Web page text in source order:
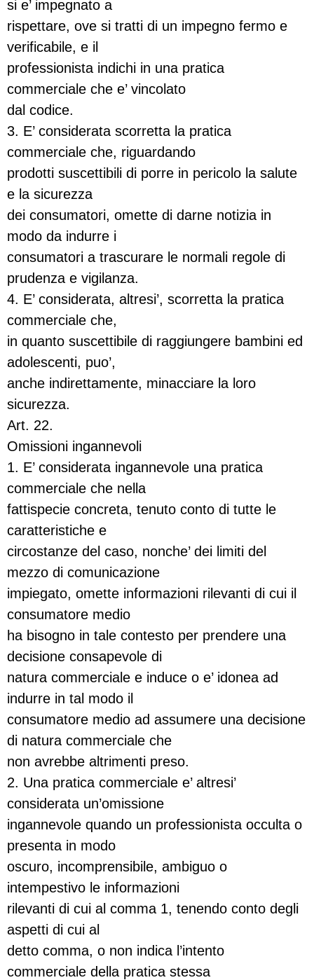
si e’ impegnato a
rispettare, ove si tratti di un impegno fermo e
verificabile, e il
professionista indichi in una pratica
commerciale che e’ vincolato
dal codice.
3. E’ considerata scorretta la pratica
commerciale che, riguardando
prodotti suscettibili di porre in pericolo la salute
e la sicurezza
dei consumatori, omette di darne notizia in
modo da indurre i
consumatori a trascurare le normali regole di
prudenza e vigilanza.
4. E’ considerata, altresi’, scorretta la pratica
commerciale che,
in quanto suscettibile di raggiungere bambini ed
adolescenti, puo’,
anche indirettamente, minacciare la loro
sicurezza.
Art. 22.
Omissioni ingannevoli
1. E’ considerata ingannevole una pratica
commerciale che nella
fattispecie concreta, tenuto conto di tutte le
caratteristiche e
circostanze del caso, nonche’ dei limiti del
mezzo di comunicazione
impiegato, omette informazioni rilevanti di cui il
consumatore medio
ha bisogno in tale contesto per prendere una
decisione consapevole di
natura commerciale e induce o e’ idonea ad
indurre in tal modo il
consumatore medio ad assumere una decisione
di natura commerciale che
non avrebbe altrimenti preso.
2. Una pratica commerciale e’ altresi’
considerata un’omissione
ingannevole quando un professionista occulta o
presenta in modo
oscuro, incomprensibile, ambiguo o
intempestivo le informazioni
rilevanti di cui al comma 1, tenendo conto degli
aspetti di cui al
detto comma, o non indica l’intento
commerciale della pratica stessa